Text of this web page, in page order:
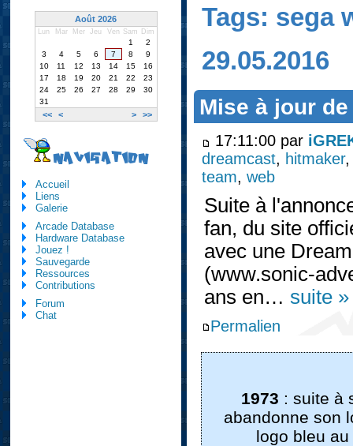
Tags: sega
29.05.2016
Mise à jour
17:11:00 par
dreamcast, hitmaker
team,web
Suite à
fan, du site
avec une
(www.sonic-
ans en… suite »
Permalien
1973 : suite à
abandonne son
logo bleu
Août 2026
Lun Mar Mer Jeu Ven Sam Dim
<< < > >>
1
2
3
4 5 6 7 8
9
10
11 12 13 14 15
16
17
18 19 20 21 22
23
24
25 26 27 28 29
30
31
NAVIGATION
Accueil
Liens
Galerie
Arcade Database
Hardware Database
Jouez !
Sauvegarde
Ressources
Contributions
Forum
Chat